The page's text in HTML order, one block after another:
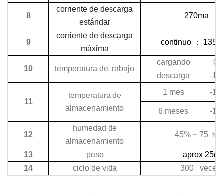
8
corriente de descarga
estándar
270ma
9
corriente de descarga
máxima
continuo：
10 temperatura de trabajo
cargando
0
descarga
-10
11
temperatura de
almacenamiento
1 mes -10
6 meses -10
12
humedad de
almacenamiento
45% ~ 75％
13 peso
aprox 25g
14
ciclo de vida 300 veces